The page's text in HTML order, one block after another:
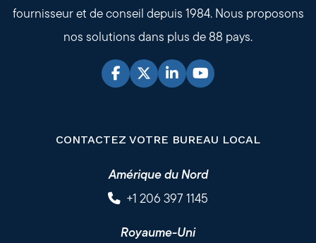
fournisseur et de conseil depuis 1984. Nous proposons
nos solutions dans plus de 88 pays.
CONTACTEZ VOTRE BUREAU LOCAL
Amérique du Nord
+1 206 397 1145
Royaume-Uni